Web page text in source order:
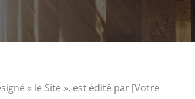
« le Site », est édité par [Votre